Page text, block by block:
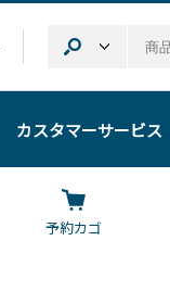
カスタマーサービス
予約カゴ